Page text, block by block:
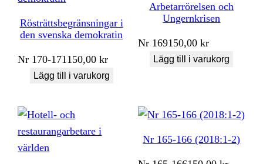
Rösträttsbegränsningar i
den svenska demokratin
Nr 170-171150,00kr
Lägg till i varukorg
Arbetarrörelsen och
Ungernkrisen
Nr 169150,00kr
Lägg till i varukorg
Nr 165-166 (2018:1-2)